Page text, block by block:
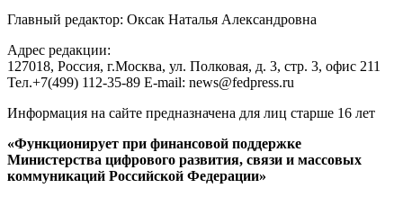
Главный редактор: Оксак Наталья Александровна
Адрес редакции:
127018, Россия, г.Москва, ул. Полковая, д. 3, стр. 3, офис 211
Тел.+7(499) 112-35-89 E-mail: news@fedpress.ru
Информация на сайте предназначена для лиц старше 16 лет
«Функционирует при финансовой поддержке
Министерства цифрового развития, связи и массовых
коммуникаций Российской Федерации»